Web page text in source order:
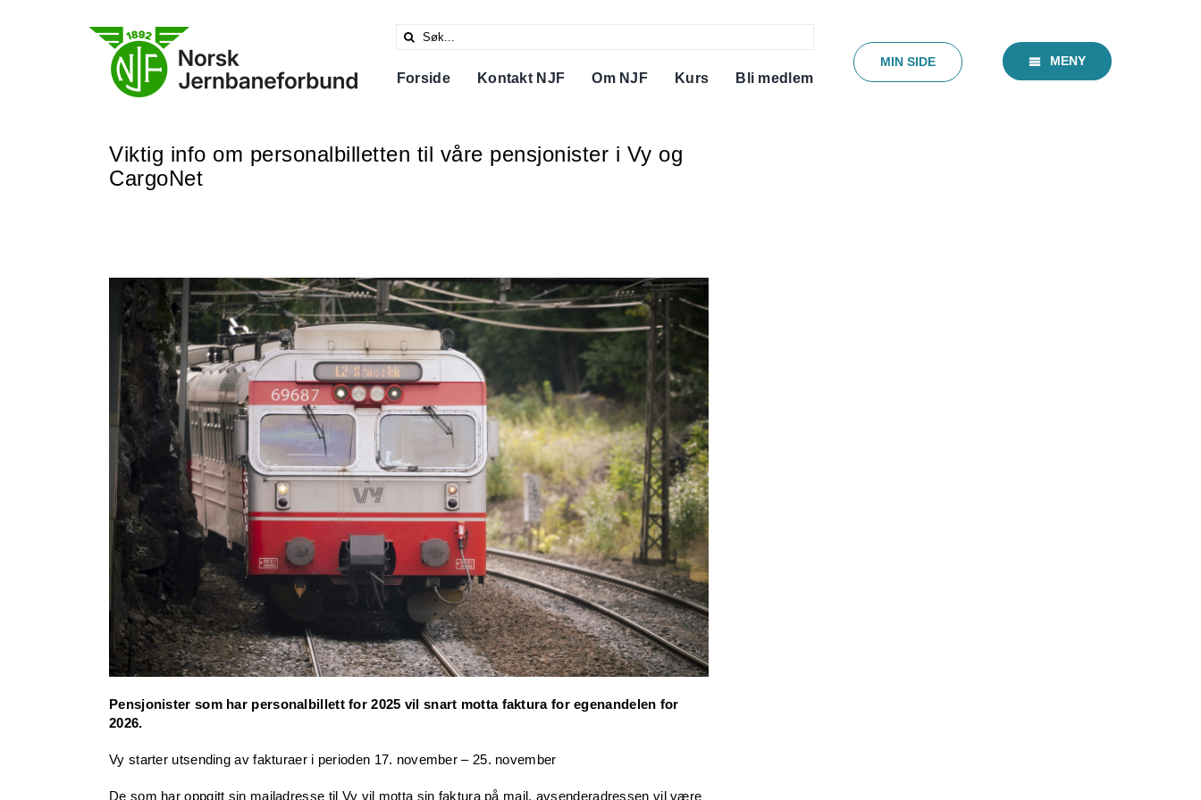
Search
Forside
Kontakt NJF Om NJF Kurs Bli medlem
MIN SIDE MENY
Viktig info om personalbilletten til våre pensjonister i Vy og
CargoNet
Pensjonister som har personalbillett for 2025 vil snart motta faktura for egenandelen for
2026.
Vy starter utsending av fakturaer i perioden 17. november – 25. november
De som har oppgitt sin mailadresse til Vy vil motta sin faktura på mail, avsenderadressen vil være